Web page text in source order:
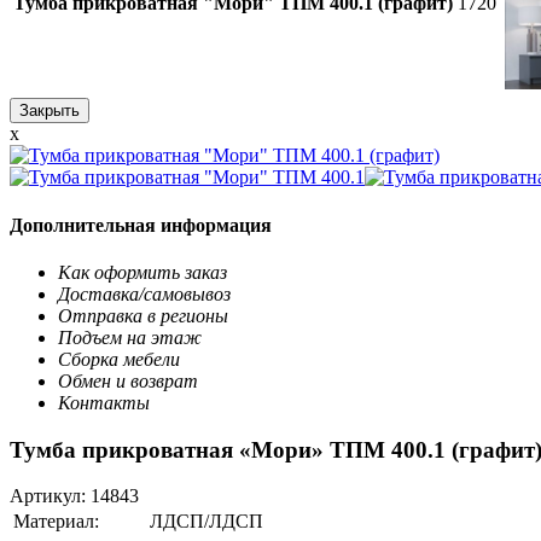
Закрыть
x
Дополнительная информация
Как оформить заказ
Доставка/самовывоз
Отправка в регионы
Подъем на этаж
Сборка мебели
Обмен и возврат
Контакты
Тумба прикроватная «Мори» ТПМ 400.1 (графит)
Артикул: 14843
Материал:
ЛДСП/ЛДСП